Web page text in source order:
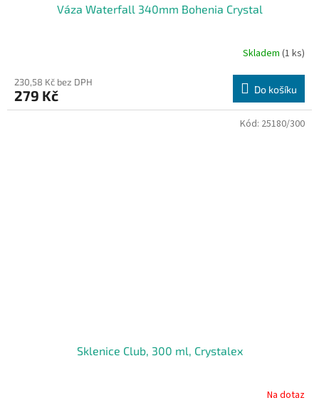
Váza Waterfall 340mm Bohenia Crystal
Skladem (1 ks)
230,58 Kč bez DPH
279 Kč Do košíku
Sklenice Club, 300 ml, Crystalex
Na dotaz
Kód: 25180/300